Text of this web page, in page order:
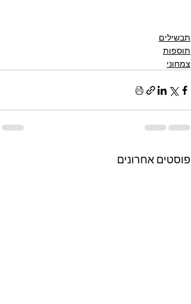
תבשילים
תוספות
צמחוני
פוסטים אחרונים